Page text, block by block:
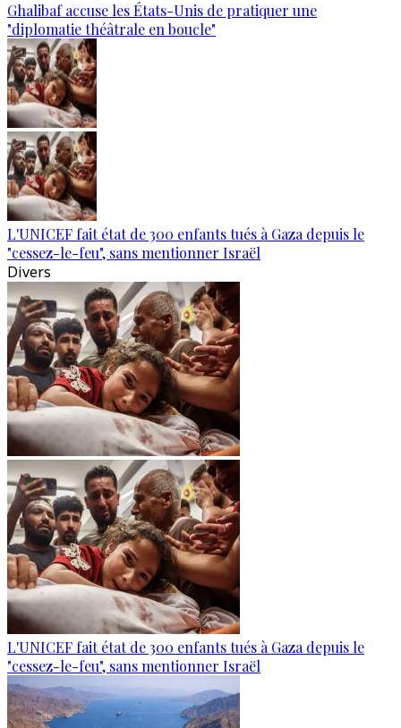
Ghalibaf accuse les États-Unis de pratiquer une
"diplomatie théâtrale en boucle"
L'UNICEF fait état de 300 enfants tués à Gaza depuis le
"cessez-le-feu", sans mentionner Israël
Divers
L'UNICEF fait état de 300 enfants tués à Gaza depuis le
"cessez-le-feu", sans mentionner Israël